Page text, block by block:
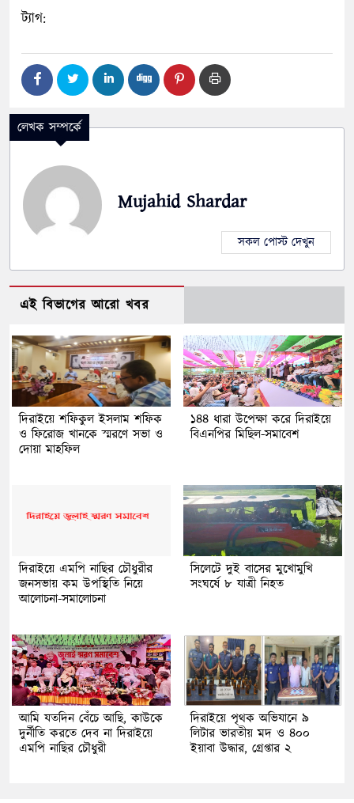
ট্যাগ:
লেখক সম্পর্কে
Mujahid Shardar
সকল পোস্ট দেখুন
এই বিভাগের আরো খবর
দিরাইয়ে শফিকুল ইসলাম শফিক
ও ফিরোজ খানকে স্মরণে সভা ও
দোয়া মাহফিল
১৪৪ ধারা উপেক্ষা করে দিরাইয়ে
বিএনপির মিছিল-সমাবেশ
দিরাইয়ে এমপি নাছির চৌধুরীর
জনসভায় কম উপস্থিতি নিয়ে
আলোচনা-সমালোচনা
সিলেটে দুই বাসের মুখোমুখি
সংঘর্ষে ৮ যাত্রী নিহত
আমি যতদিন বেঁচে আছি, কাউকে
দুর্নীতি করতে দেব না দিরাইয়ে
এমপি নাছির চৌধুরী
দিরাইয়ে পৃথক অভিযানে ৯
লিটার ভারতীয় মদ ও ৪০০
ইয়াবা উদ্ধার, গ্রেপ্তার ২